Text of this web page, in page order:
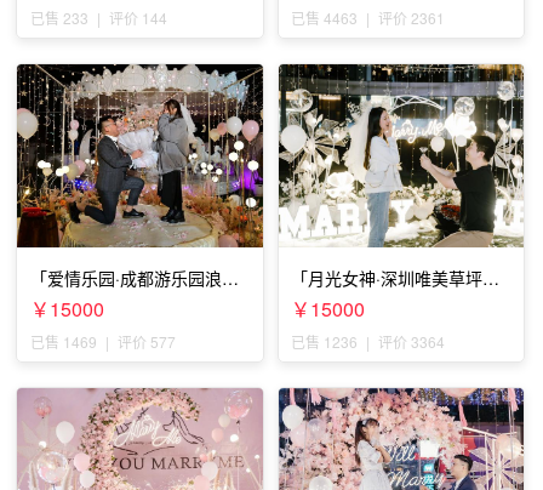
已售 233 | 评价 144 已售 4463 | 评价 2361
「爱情乐园·成都游乐园浪漫
求婚」
￥15000
已售 1469 | 评价 577
「月光女神·深圳唯美草坪浪
漫求婚」
￥15000
已售 1236 | 评价 3364